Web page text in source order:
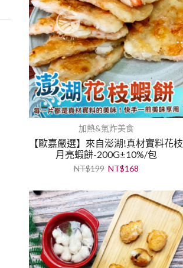
加熱&氣炸美食
【歐嘉嚴選】來自澎湖!真材實料花枝
月亮蝦餅-200G±10%/包
NT$199 NT$168